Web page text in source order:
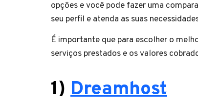
opções e você pode fazer uma
seu perfil e atenda as suas
É importante que para escolher o
serviços prestados e os valores
1) Dreamhost